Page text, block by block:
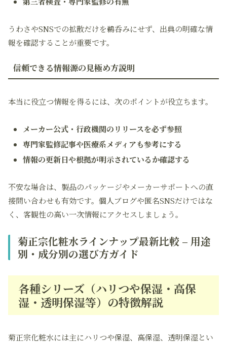
うわさやSNSでの拡散だけを鵜呑みにせず、出典の明確な情
報を確認することが重要です。
信頼できる情報源の見極め方説明
本当に役立つ情報を得るには、次のポイントが役立ちます。
メーカー公式・行政機関のリリースを必ず参照
専門家監修記事や医療系メディアも参考にする
情報の更新日や根拠が明示されているか確認する
不安な場合は、製品のパッケージやメーカーサポートへの直
接問い合わせも有効です。個人ブログや匿名SNSだけではな
く、客観性の高い一次情報にアクセスしましょう。
菊正宗化粧水ラインナップ最新比較 – 用途
別・成分別の選び方ガイド
各種シリーズ（ハリつや保湿・高保
湿・透明保湿等）の特徴解説
菊正宗化粧水には主にハリつや保湿、高保湿、透明保湿とい